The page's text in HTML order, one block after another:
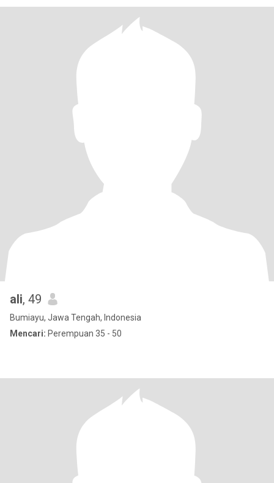
ali, 49
Bumiayu, Jawa Tengah, Indonesia
Mencari: Perempuan 35 - 50